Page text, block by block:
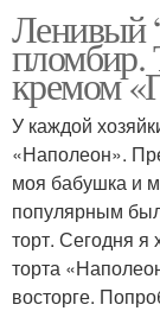
Ленивый
пломбир.
кремом
У каждой
«Наполеон».
моя бабушка и
популярным
торт. Сегодня я
торта
восторге.